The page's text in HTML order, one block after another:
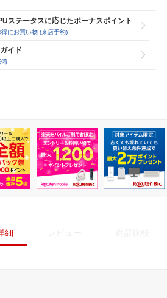
ステータスに応じたボーナスポイント
にお買い物 (来店予約)
イド
備
細